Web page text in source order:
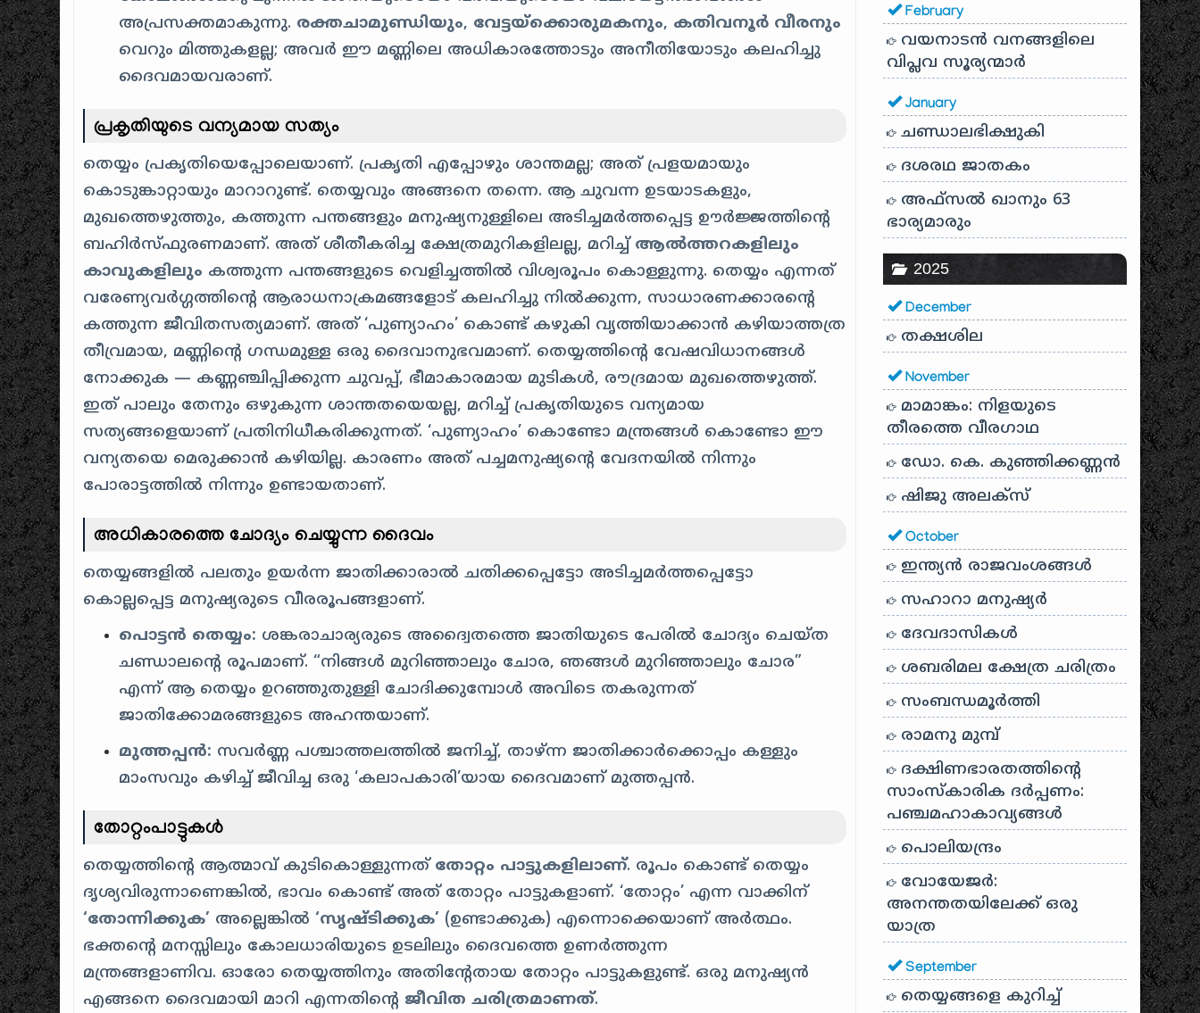
അപ്രസക്തമാകുന്നു. രക്തചാമുണ്ഡിയും, വേട്ടയ്ക്കൊരുമകനും, കതിവനൂർ വീരനും
വെറും മിത്തുകളല്ല; അവർ ഈ മണ്ണിലെ അധികാരത്തോടും അനീതിയോടും കലഹിച്ചു
ദൈവമായവരാണ്.
പ്രകൃതിയുടെ വന്യമായ സത്യം
തെയ്യം പ്രകൃതിയെപ്പോലെയാണ്. പ്രകൃതി എപ്പോഴും ശാന്തമല്ല; അത് പ്രളയമായും
കൊടുങ്കാറ്റായും മാറാറുണ്ട്. തെയ്യവും അങ്ങനെ തന്നെ. ആ ചുവന്ന ഉടയാടകളും,
മുഖത്തെഴുത്തും, കത്തുന്ന പന്തങ്ങളും മനുഷ്യനുള്ളിലെ അടിച്ചമർത്തപ്പെട്ട ഊർജ്ജത്തിന്റെ
ബഹിർസ്ഫുരണമാണ്. അത് ശീതീകരിച്ച ക്ഷേത്രമുറികളിലല്ല, മറിച്ച് ആൽത്തറകളിലും
കാവുകളിലും കത്തുന്ന പന്തങ്ങളുടെ വെളിച്ചത്തിൽ വിശ്വരൂപം കൊള്ളുന്നു. തെയ്യം എന്നത്
വരേണ്യവർഗ്ഗത്തിന്റെ ആരാധനാക്രമങ്ങളോട് കലഹിച്ചു നിൽക്കുന്ന, സാധാരണക്കാരന്റെ
കത്തുന്ന ജീവിതസത്യമാണ്. അത് ‘പുണ്യാഹം’ കൊണ്ട് കഴുകി വൃത്തിയാക്കാൻ കഴിയാത്തത്ര
തീവ്രമായ, മണ്ണിന്റെ ഗന്ധമുള്ള ഒരു ദൈവാനുഭവമാണ്. തെയ്യത്തിന്റെ വേഷവിധാനങ്ങൾ
നോക്കുക — കണ്ണഞ്ചിപ്പിക്കുന്ന ചുവപ്പ്, ഭീമാകാരമായ മുടികൾ, രൗദ്രമായ മുഖത്തെഴുത്ത്.
ഇത് പാലും തേനും ഒഴുകുന്ന ശാന്തതയെയല്ല, മറിച്ച് പ്രകൃതിയുടെ വന്യമായ
സത്യങ്ങളെയാണ് പ്രതിനിധീകരിക്കുന്നത്. ‘പുണ്യാഹം’ കൊണ്ടോ മന്ത്രങ്ങൾ കൊണ്ടോ ഈ
വന്യതയെ മെരുക്കാൻ കഴിയില്ല. കാരണം അത് പച്ചമനുഷ്യന്റെ വേദനയിൽ നിന്നും
പോരാട്ടത്തിൽ നിന്നും ഉണ്ടായതാണ്.
അധികാരത്തെ ചോദ്യം ചെയ്യുന്ന ദൈവം
തെയ്യങ്ങളിൽ പലതും ഉയർന്ന ജാതിക്കാരാൽ ചതിക്കപ്പെട്ടോ അടിച്ചമർത്തപ്പെട്ടോ
കൊല്ലപ്പെട്ട മനുഷ്യരുടെ വീരരൂപങ്ങളാണ്.
പൊട്ടൻ തെയ്യം: ശങ്കരാചാര്യരുടെ അദ്വൈതത്തെ ജാതിയുടെ പേരിൽ ചോദ്യം ചെയ്ത
ചണ്ഡാലന്റെ രൂപമാണ്. “നിങ്ങൾ മുറിഞ്ഞാലും ചോര, ഞങ്ങൾ മുറിഞ്ഞാലും ചോര”
എന്ന് ആ തെയ്യം ഉറഞ്ഞുതുള്ളി ചോദിക്കുമ്പോൾ അവിടെ തകരുന്നത്
ജാതിക്കോമരങ്ങളുടെ അഹന്തയാണ്.
മുത്തപ്പൻ: സവർണ്ണ പശ്ചാത്തലത്തിൽ ജനിച്ച്, താഴ്ന്ന ജാതിക്കാർക്കൊപ്പം കള്ളും
മാംസവും കഴിച്ച് ജീവിച്ച ഒരു ‘കലാപകാരി’യായ ദൈവമാണ് മുത്തപ്പൻ.
തോറ്റംപാട്ടുകൾ
തെയ്യത്തിന്റെ ആത്മാവ് കുടികൊള്ളുന്നത് തോറ്റം പാട്ടുകളിലാണ്. രൂപം കൊണ്ട് തെയ്യം
ദൃശ്യവിരുന്നാണെങ്കിൽ, ഭാവം കൊണ്ട് അത് തോറ്റം പാട്ടുകളാണ്. ‘തോറ്റം’ എന്ന വാക്കിന്
‘തോന്നിക്കുക’ അല്ലെങ്കിൽ‘സൃഷ്ടിക്കുക’ (ഉണ്ടാക്കുക) എന്നൊക്കെയാണ് അർത്ഥം.
ഭക്തന്റെ മനസ്സിലും കോലധാരിയുടെ ഉടലിലും ദൈവത്തെ ഉണർത്തുന്ന
മന്ത്രങ്ങളാണിവ. ഓരോ തെയ്യത്തിനും അതിന്റേതായ തോറ്റം പാട്ടുകളുണ്ട്. ഒരു മനുഷ്യൻ
എങ്ങനെ ദൈവമായി മാറി എന്നതിന്റെ ജീവിത ചരിത്രമാണത്.
February
വയനാടൻ വനങ്ങളിലെ
വിപ്ലവ സൂര്യന്മാർ
January
ചണ്ഡാലഭിക്ഷുകി
ദശരഥ ജാതകം
അഫ്സൽ ഖാനും 63
ഭാര്യമാരും
2025
December
തക്ഷശില
November
മാമാങ്കം: നിളയുടെ
തീരത്തെ വീരഗാഥ
ഡോ. കെ. കുഞ്ഞിക്കണ്ണൻ
ഷിജു അലക്സ്
October
ഇന്ത്യൻ രാജവംശങ്ങൾ
സഹാറാ മനുഷ്യർ
ദേവദാസികൾ
ശബരിമല ക്ഷേത്ര ചരിത്രം
സംബന്ധമൂർത്തി
രാമനു മുമ്പ്
ദക്ഷിണഭാരതത്തിൻ്റെ
സാംസ്കാരിക ദർപ്പണം:
പഞ്ചമഹാകാവ്യങ്ങൾ
പൊലിയന്ദ്രം
വോയേജർ:
അനന്തതയിലേക്ക് ഒരു
യാത്ര
September
തെയ്യങ്ങളെ കുറിച്ച്